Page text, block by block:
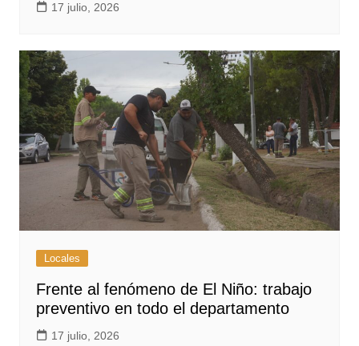
17 julio, 2026
Locales
Frente al fenómeno de El Niño: trabajo
preventivo en todo el departamento
17 julio, 2026